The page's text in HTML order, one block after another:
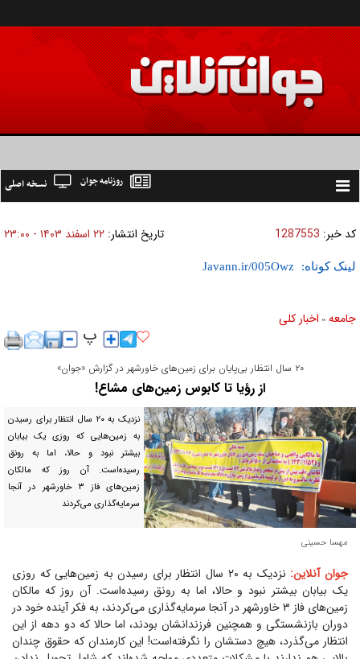
Toggle
نسخه اصلی روزنامه جوان
کد خبر: 1287553 تاریخ انتشار: ۲۲ اسفند ۱۴۰۳ - ۲۳:۰۰
لینک کوتاه:
جامعه » اخبار كلی
۲۰ سال انتظار بی‌پایان برای زمین‌های خاورشهر در گزارش «جوان»
از رؤیا تا کابوس زمین‌های مشاع!
نزدیک به ۲۰ سال انتظار برای رسیدن
به زمین‌هایی که روزی یک بیابان
بیشتر نبود و حالا، اما به رونق
رسیده‌است. آن روز که مالکان
زمین‌های فاز ۳ خاورشهر در آنجا
سرمایه‌گذاری می‌کردند
مهسا حسینی
جوان آنلاین:
نزدیک به ۲۰ سال انتظار برای رسیدن به زمین‌هایی که روزی
یک بیابان بیشتر نبود و حالا، اما به رونق رسیده‌است. آن روز که مالکان
زمین‌های فاز ۳ خاورشهر در آنجا سرمایه‌گذاری می‌کردند، به فکر آینده خود در
دوران بازنشستگی و همچنین فرزندانشان بودند، اما حالا که دو دهه از این
انتظار می‌گذرد، هیچ دستشان را نگرفته‌است! این کارمندان که حقوق چندان